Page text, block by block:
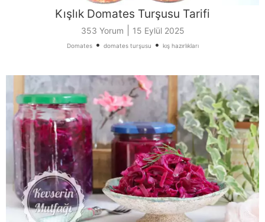
Kışlık Domates Turşusu Tarifi
353 Yorum 15 Eylül 2025
Domates• domates turşusu • kış hazırlıkları